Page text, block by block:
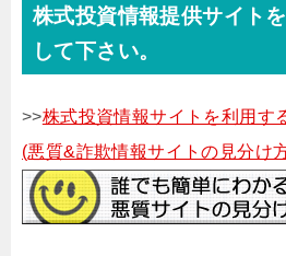
株式投資情報提供サイト
して下さい。
>>株式投資情報サイトを利用す
(悪質&詐欺情報サイトの見分け